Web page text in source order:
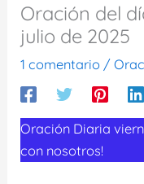
Oración del
julio de 2025
1 comentario /
Oración Diaria
con nosotros!